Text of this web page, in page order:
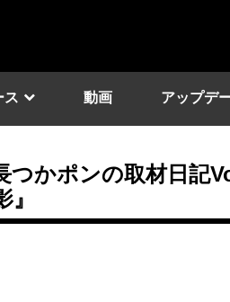
ス 動画 アップデ
つかポンの取材日記